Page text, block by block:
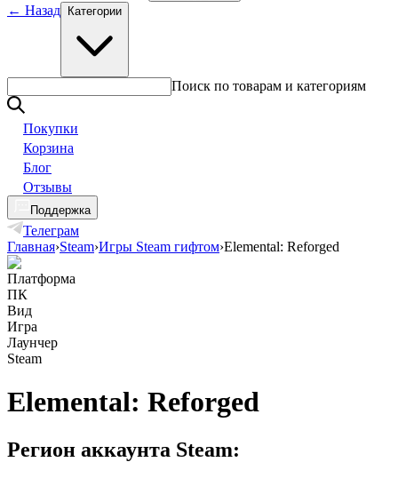
← Назад Категории
Поиск по товарам и категориям
Покупки
Корзина
Блог
Отзывы
Поддержка
Телеграм
Главная›Steam›Игры Steam гифтом›Elemental: Reforged
Платформа
ПК
Вид
Игра
Лаунчер
Steam
Elemental: Reforged
Регион аккаунта Steam: